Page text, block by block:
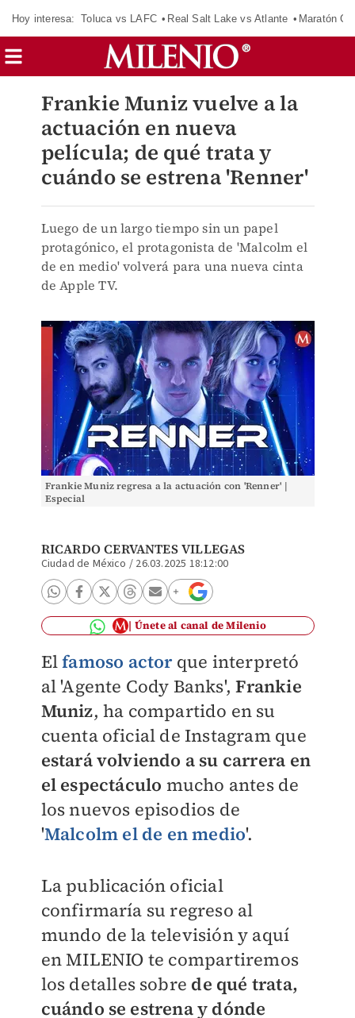
Hoy interesa: Toluca vs LAFC Real Salt Lake vs Atlante Maratón
Frankie Muniz vuelve a la
actuación en nueva
película; de qué trata y
cuándo se estrena 'Renner'
Luego de un largo tiempo sin un papel
protagónico, el protagonista de 'Malcolm el
de en medio' volverá para una nueva cinta
de Apple TV.
Frankie Muniz regresa a la actuación con 'Renner' |
Especial
RICARDO CERVANTES VILLEGAS
Ciudad de México / 26.03.2025 18:12:00
Únete al canal de Milenio
Elfamoso actorque interpretó
al 'Agente Cody Banks',Frankie
Muniz, ha compartido en su
cuenta oficial de Instagram que
estará volviendo a su carrera en
el espectáculo mucho antes de
los nuevos episodios de
'Malcolm el de en medio'.
La publicación oficial
confirmaría su regreso al
mundo de la televisión y aquí
enMILENIO te compartiremos
los detalles sobre de qué trata,
cuándo se estrena y dónde